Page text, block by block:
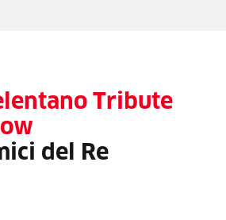
Tribute
del Re